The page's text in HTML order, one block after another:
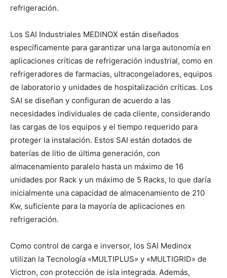
refrigeración.
Los SAI Industriales MEDINOX están diseñados
específicamente para garantizar una larga autonomía en
aplicaciones críticas de refrigeración industrial, como en
refrigeradores de farmacias, ultracongeladores, equipos
de laboratorio y unidades de hospitalización críticas. Los
SAI se diseñan y configuran de acuerdo a las
necesidades individuales de cada cliente, considerando
las cargas de los equipos y el tiempo requerido para
proteger la instalación. Estos SAI están dotados de
baterías de litio de última generación, con
almacenamiento paralelo hasta un máximo de 16
unidades por Rack y un máximo de 5 Racks, lo que daría
inicialmente una capacidad de almacenamiento de 210
Kw, suficiente para la mayoría de aplicaciones en
refrigeración.
Como control de carga e inversor, los SAI Medinox
utilizan la Tecnología «MULTIPLUS» y «MULTIGRID» de
Victron, con protección de isla integrada. Además,